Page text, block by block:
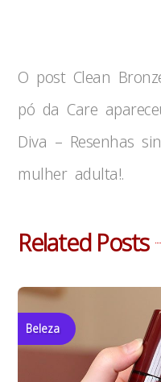
O post Clean
pó da Care
Diva – Resenhas
mulher adulta!.
Related Posts
Beleza